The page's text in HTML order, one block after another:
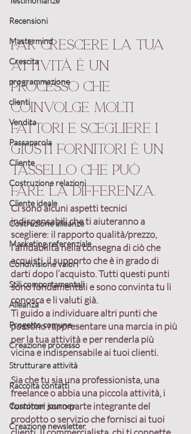
Recensioni
Mastermind
Crescita
programmazione
clienti
Vendita
Passaparola
Cliente
Costruzione relazioni
Cliente ideale
Costruzione alleanze
Marketing referenziale
Condivisione valori
Stili comportamentali
Alleanza
Progetto comune
Creazione processo
Strutturare attività
Raccolta contatti
Customer journey
Creazione newsletter
Far crescere la tua
attività è un
processo che
coinvolge molti
fattori e scegliere i
giusti fornitori è un
tassello che può
fare la differenza.
Ci sono alcuni aspetti tecnici
indispensabili che ti aiuteranno a
scegliere: il rapporto qualità/prezzo,
l’affidabilità nella consegna di ciò che
acquisti, il supporto che è in grado di
darti dopo l’acquisto. Tutti questi punti
sono fondamentali e sono convinta tu li
conosca e li valuti già.
Ti guido a individuare altri punti che
possono rappresentare una marcia in più
per la tua attività e per renderla più
vicina e indispensabile ai tuoi clienti.
Sia che tu sia una professionista, una
freelance o abbia una piccola attività, i
fornitori sono parte integrante del
prodotto o servizio che fornisci ai tuoi